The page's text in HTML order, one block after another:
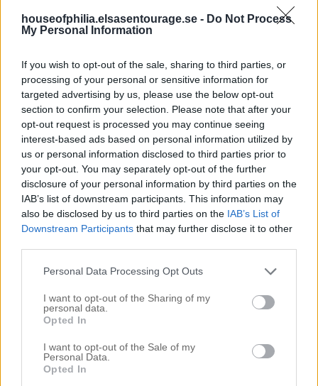
houseofphilia.elsasentourage.se - Do Not Process
My Personal Information
If you wish to opt-out of the sale, sharing to third parties, or
processing of your personal or sensitive information for
targeted advertising by us, please use the below opt-out
section to confirm your selection. Please note that after your
opt-out request is processed you may continue seeing
interest-based ads based on personal information utilized by
us or personal information disclosed to third parties prior to
your opt-out. You may separately opt-out of the further
disclosure of your personal information by third parties on the
IAB’s list of downstream participants. This information may
also be disclosed by us to third parties on the IAB’s List of
Downstream Participants that may further disclose it to other
Personal Data Processing Opt Outs
I want to opt-out of the Sharing of my
personal data.
Opted In
I want to opt-out of the Sale of my
Personal Data.
Opted In
Sponsrad produkt
Sponsrat plagg
Tävlingar
Trädgården
Uncategorized
Vardagsrummet
Vardagsrummet
Västkusten
Videos
Arkiv
april 2023
mars 2023
februari 2023
januari 2023
december 2022
november 2022
oktober 2022